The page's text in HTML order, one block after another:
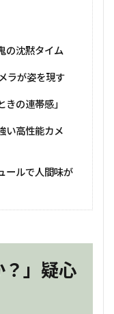
の沈黙タイム
ラが姿を現す
の連帯感」
い高性能カメ
ールで人間味が
？」疑心